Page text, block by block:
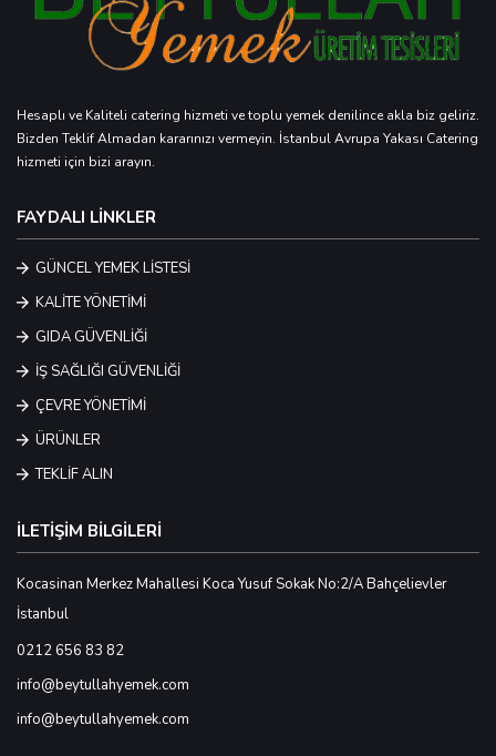
Hesaplı ve Kaliteli catering hizmeti ve toplu yemek denilince akla biz geliriz.
Bizden Teklif Almadan kararınızı vermeyin. İstanbul Avrupa Yakası Catering
hizmeti için bizi arayın.
FAYDALI LİNKLER
GÜNCEL YEMEK LİSTESİ
KALİTE YÖNETİMİ
GIDA GÜVENLİĞİ
İŞ SAĞLIĞI GÜVENLİĞİ
ÇEVRE YÖNETİMİ
ÜRÜNLER
TEKLİF ALIN
İLETİŞİM BİLGİLERİ
Kocasinan Merkez Mahallesi Koca Yusuf Sokak No:2/A Bahçelievler
İstanbul
0212 656 83 82
info@beytullahyemek.com
info@beytullahyemek.com